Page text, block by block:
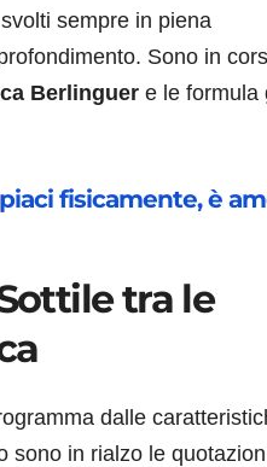
sempre in piena
Sono in
Berlinguer e le formula
fisicamente, è
tra le
dalle
sono in rialzo le